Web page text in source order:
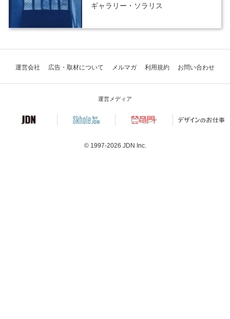
ギャラリー・ソラリス
運営会社 広告・取材について メルマガ 利用規約 お問い合わせ
運営メディア
© 1997-2026 JDN Inc.